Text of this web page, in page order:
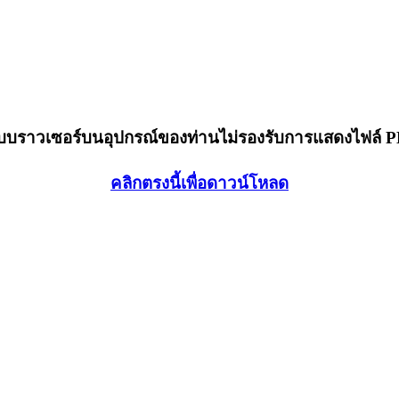
บราวเซอร์บนอุปกรณ์ของท่านไม่รองรับการแสดงไฟล์
คลิกตรงนี้เพื่อดาวน์โหลด